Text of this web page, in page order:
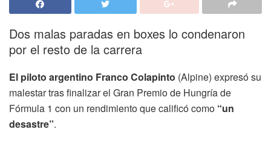
Dos malas paradas en boxes lo condenaron
por el resto de la carrera
El piloto argentino Franco Colapinto (Alpine) expresó su
malestar tras finalizar el Gran Premio de Hungría de
Fórmula 1 con un rendimiento que calificó como “un
desastre”.